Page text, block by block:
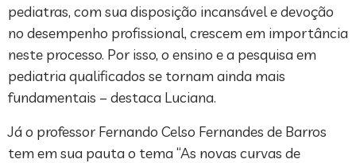
pediatras, com sua disposição incansável e devoção
no desempenho profissional, crescem em importância
neste processo. Por isso, o ensino e a pesquisa em
pediatria qualificados se tornam ainda mais
fundamentais – destaca Luciana.
Já o professor Fernando Celso Fernandes de Barros
tem em sua pauta o tema “As novas curvas de